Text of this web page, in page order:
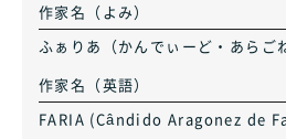
作家名（よみ）
ふぁりあ（かんでぃーど・あらご
作家名（英語）
FARIA (Cândido Aragonez de